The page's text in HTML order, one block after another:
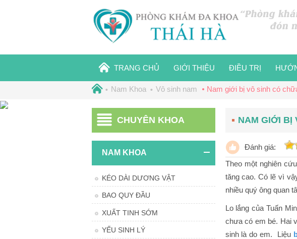
TRANG CHỦ GIỚI THIỆU ĐIỀU TRỊ
Nam Khoa Vô sinh nam Nam giới bị vô sinh có
CHUYÊN KHOA
NAM KHOA
KÉO DÀI DƯƠNG VẬT
BAO QUY ĐẦU
XUẤT TINH SỚM
YẾU SINH LÝ
NAM GIỚI BỊ
Đánh giá:
Theo một nghiên
tăng cao. Có lẽ vì
nhiều quý ông quan
Lo lắng của Tuấn
chưa có em bé. Hai
sinh là do em. Liệu